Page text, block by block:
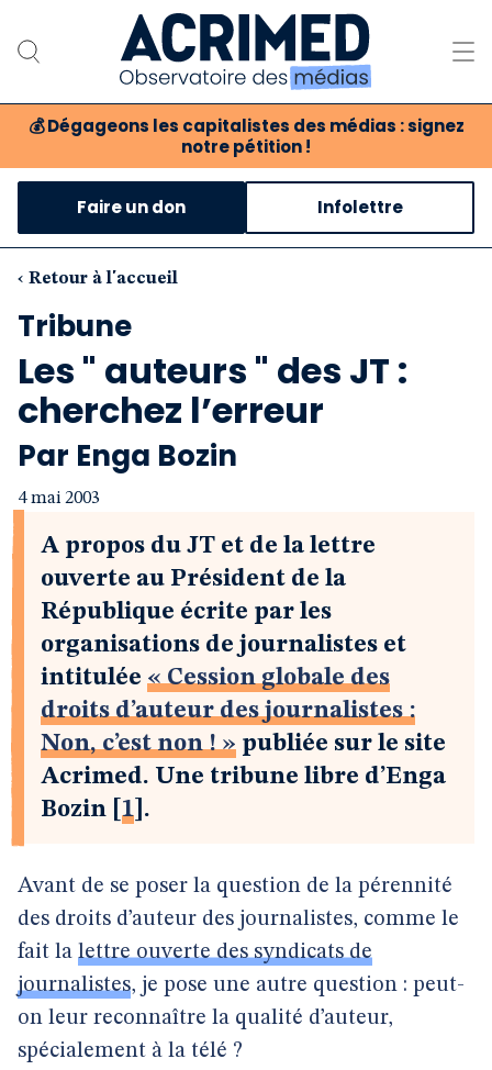
💰 Dégageons les capitalistes des médias : signez
notre pétition !
Notre association
Notre critique des médias
Nos propositions
Boutique
Faire un don Infolettre
‹ Retour à l'accueil
Tribune
Les " auteurs " des JT :
cherchez l’erreur
Par Enga Bozin
4 mai 2003
A propos du JT et de la lettre
ouverte au Président de la
République écrite par les
organisations de journalistes et
intitulée « Cession globale des
droits d’auteur des journalistes :
Non, c’est non ! » publiée sur le site
Acrimed. Une tribune libre d’Enga
Bozin
1 .
Avant de se poser la question de la pérennité
des droits d’auteur des journalistes, comme le
fait la lettre ouverte des syndicats de
journalistes, je pose une autre question : peut-
on leur reconnaître la qualité d’auteur,
spécialement à la télé ?